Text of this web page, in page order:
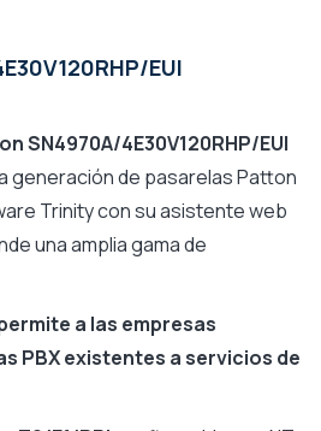
EUI
SN4970A/4E30V120RHP/EUI
generación de pasarelas Patton
Trinity con su asistente web
una amplia gama de
a las empresas
PBX existentes a servicios de